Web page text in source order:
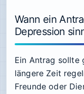
Wann ein
Depression
Ein Antrag sollte
längere Zeit
Freunde oder